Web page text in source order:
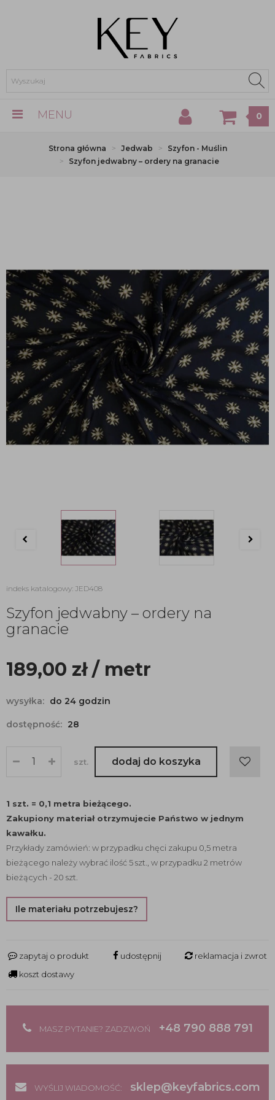
MENU 0
Strona główna Jedwab
Szyfon - Muślin
Szyfon jedwabny – ordery na granacie
indeks katalogowy: JED408
Szyfon jedwabny – ordery na
granacie
189,00 zł/ metr
wysyłka: do 24 godzin
dostępność: 28
szt. dodaj do koszyka
1 szt. = 0,1 metra bieżącego.
Zakupiony materiał otrzymujecie Państwo w jednym
kawałku.
Przykłady zamówień: w przypadku chęci zakupu 0,5 metra
bieżącego należy wybrać ilość 5 szt., w przypadku 2 metrów
bieżących - 20 szt.
Ile materiału potrzebujesz?
zapytaj o produkt udostępnij
reklamacja i zwrot
koszt dostawy
MASZ PYTANIE? ZADZWOŃ +48 790 888 791
WYŚLIJ WIADOMOŚĆ: sklep@keyfabrics.com